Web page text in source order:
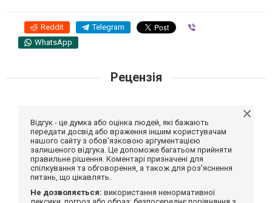
Reddit Telegram
WhatsApp
Рецензія
Відгук - це думка або оцінка людей, які бажають
передати досвід або враження іншим користувачам
нашого сайту з обов'язковою аргументацією
залишеного відгука. Це допоможе багатьом прийняти
правильне рішення. Коментарі призначені для
спілкування та обговорення, а також для роз'яснення
питань, що цікавлять.
Не дозволяється: використання ненормативної